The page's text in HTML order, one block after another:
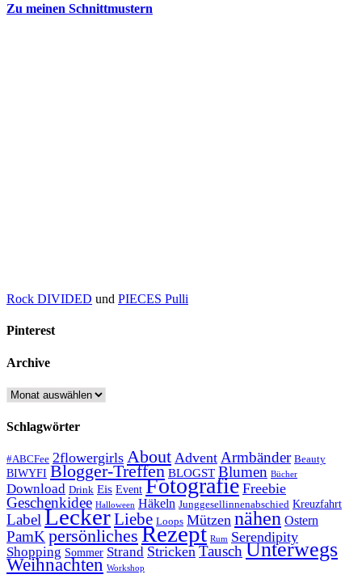
Zu meinen Schnittmustern
Rock DIVIDED und PIECES Pulli
Pinterest
Archive
Archive
Schlagwörter
#ABCFee 2flowergirls About Advent Armbänder Beauty
BIWYFI Blogger-Treffen BLOGST Blumen Bücher
Download Drink Eis Event Fotografie Freebie
Geschenkidee Halloween Häkeln Junggesellinnenabschied Kreuzfahrt
LabelLeckerLiebe Loops Mützen nähen Ostern
PamKpersönliches Rezept Rum Serendipity
Shopping Sommer Strand Stricken TauschUnterwegs
Weihnachten Workshop